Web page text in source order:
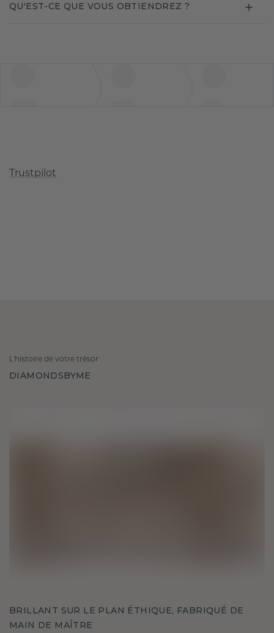
QU'EST-CE QUE VOUS OBTIENDREZ ?
Trustpilot
L'histoire de votre trésor
DIAMONDSBYME
BRILLANT SUR LE PLAN ÉTHIQUE, FABRIQUÉ DE
MAIN DE MAÎTRE